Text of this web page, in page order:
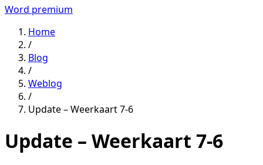
Word premium
Home
/
Blog
/
Weblog
/
Update – Weerkaart 7-6
Update – Weerkaart 7-6